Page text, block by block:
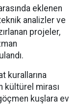
eklenen
analizler ve
projeler,
kurallarına
kültürel mirası
kuşlara ev